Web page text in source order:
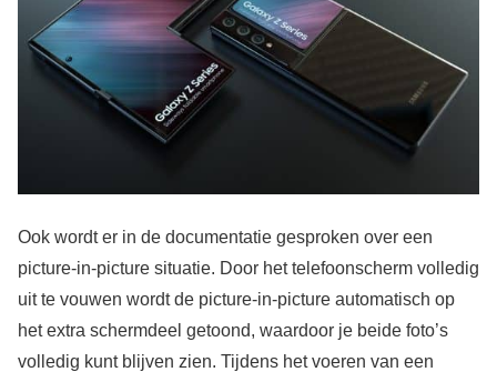
Ook wordt er in de documentatie gesproken over een
picture-in-picture situatie. Door het telefoonscherm volledig
uit te vouwen wordt de picture-in-picture automatisch op
het extra schermdeel getoond, waardoor je beide foto’s
volledig kunt blijven zien. Tijdens het voeren van een